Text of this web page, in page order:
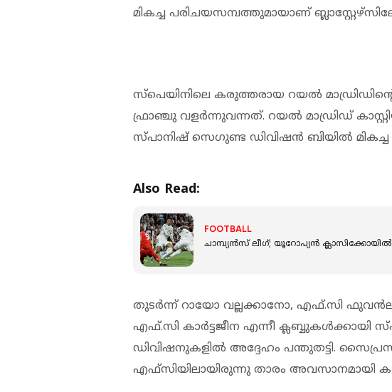
മികച്ച പരിചയസമ്പത്തുമായാണ്
സ്പെയിനിലെ കരുത്തരായ റയൽ
ഫ്രാഞ്ചു വളർന്നുവന്നത്. റയൽ മാഡ്രിഡ്
സ്പാനിഷ് സെഗുണ്ട ഡിവിഷൻ ബിയിൽ മികച്ച
Also Read:
FOOTBALL
ചാമ്പ്യൻസ് ലീഗ്; യൂറോപ്യൻ
തുടർന്ന് റായോ വല്ലക്കാനോ, എഫ്.സി
എഫ്.സി കാർട്ടജീന എന്നീ ക്ലബ്ബുകൾക്കായി
ഡിവിഷനുകളിൽ അദ്ദേഹം പന്തുതട്ടി.
എഫ്‌സിയിലായിരുന്നു താരം അവസാനമായി